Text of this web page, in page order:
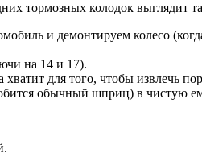
тормозных колодок выглядит
и демонтируем колесо
на 14 и 17).
для того, чтобы извлечь
обычный шприц) в чистую